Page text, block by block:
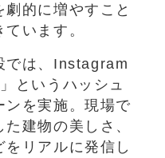
的に増やすこと
います。
では、Instagram
というハッシュ
ンを実施。現場で
建物の美しさ、
リアルに発信し